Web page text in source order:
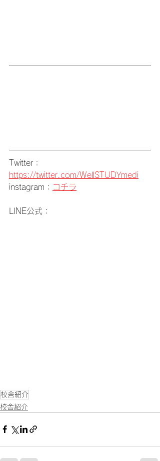
Twitter：
https://twitter.com/WellSTUDYmedi
instagram： コチラ
LINE公式：
校舎紹介
校舎紹介